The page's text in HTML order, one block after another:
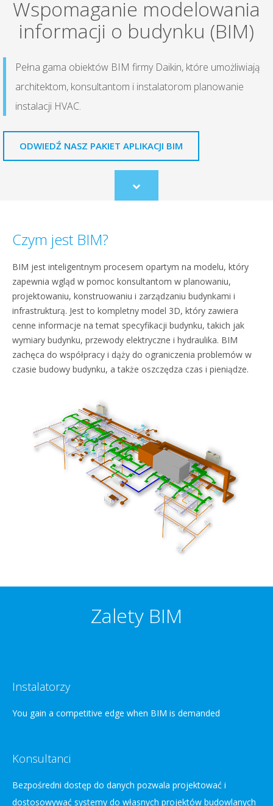
Wspomaganie modelowania
informacji o budynku (BIM)
Pełna gama obiektów BIM firmy Daikin, które umożliwiają
architektom, konsultantom i instalatorom planowanie
instalacji HVAC.
ODWIEDŹ NASZ PAKIET APLIKACJI BIM
Scroll
to
Czym jest BIM?
BIM jest inteligentnym procesem opartym na modelu, który
zapewnia wgląd w pomoc konsultantom w planowaniu,
projektowaniu, konstruowaniu i zarządzaniu budynkami i
infrastrukturą. Jest to kompletny model 3D, który zawiera
cenne informacje na temat specyfikacji budynku, takich jak
wymiary budynku, przewody elektryczne i hydraulika. BIM
zachęca do współpracy i dąży do ograniczenia problemów w
czasie budowy budynku, a także oszczędza czas i pieniądze.
Zalety BIM
Instalatorzy
You gain a competitive edge when BIM is demanded
Konsultanci
Bezpośredni dostęp do danych pozwala projektować i
dostosowywać systemy do własnych projektów budowlanych